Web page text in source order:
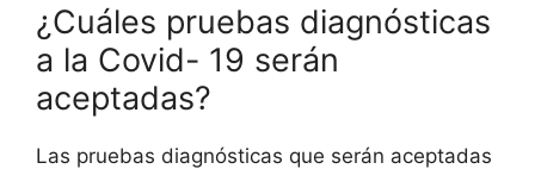
¿Cuáles pruebas diagnósticas
a la Covid- 19 serán
aceptadas?
Las pruebas diagnósticas que serán aceptadas